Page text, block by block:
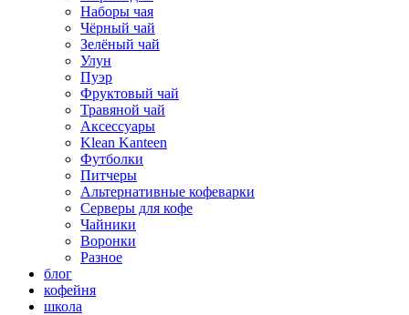
Наборы чая
Чёрный чай
Зелёный чай
Улун
Пуэр
Фруктовый чай
Травяной чай
Аксессуары
Klean Kanteen
Футболки
Питчеры
Альтернативные кофеварки
Серверы для кофе
Чайники
Воронки
Разное
блог
кофейня
школа